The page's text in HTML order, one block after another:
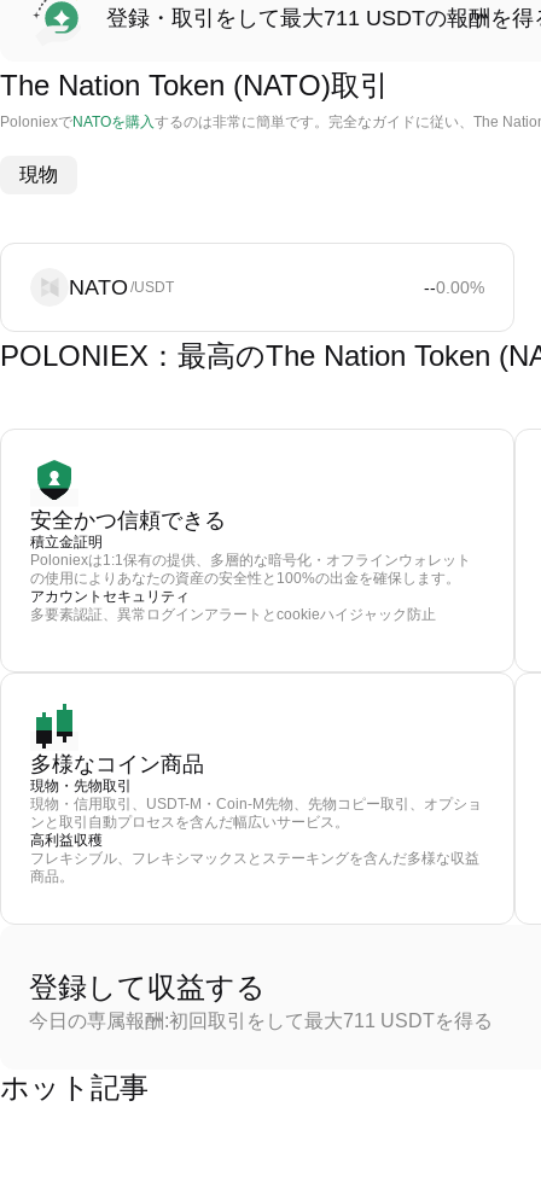
登録・取引をして最大711 USDTの報酬を得
The Nation Token (NATO)取引
PoloniexでNATOを購入するのは非常に簡単です。完全なガイドに従い、The
現物
NATO /USDT --0.00%
POLONIEX：最高のThe Nation Token
安全かつ信頼できる
積立金証明
Poloniexは1:1保有の提供、多層的な暗号化・オフラインウォレット
の使用によりあなたの資産の安全性と100%の出金を確保します。
アカウントセキュリティ
多要素認証、異常ログインアラートとcookieハイジャック防止
多様なコイン商品
現物・先物取引
現物・信用取引、USDT-M・Coin-M先物、先物コピー取引、オプショ
ンと取引自動プロセスを含んだ幅広いサービス。
高利益収穫
フレキシブル、フレキシマックスとステーキングを含んだ多様な収益
商品。
登録して収益する
今日の専属報酬:初回取引をして最大711 USDTを得る
ホット記事